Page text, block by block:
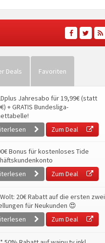
Deals Favoriten
Jahresabo für 19,99€ (statt
+ GRATIS Bundesliga-
Zum Deal
Bonus für kostenloses Tide
Zum Deal
20€ Rabatt auf die ersten zwei
für Neukunden 😍
Zum Deal